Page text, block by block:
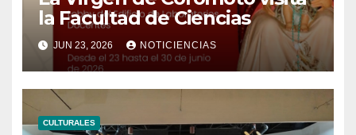
la Facultad de Ciencias
JUN 23, 2026 NOTICIENCIAS
CULTURALES